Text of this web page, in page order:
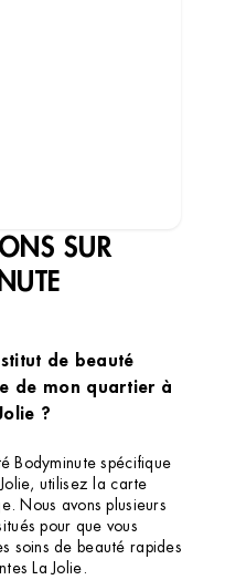
SUR
de beauté
de mon quartier à
?
Bodyminute spécifique
utilisez la carte
Nous avons plusieurs
pour que vous
soins de beauté rapides
La Jolie.